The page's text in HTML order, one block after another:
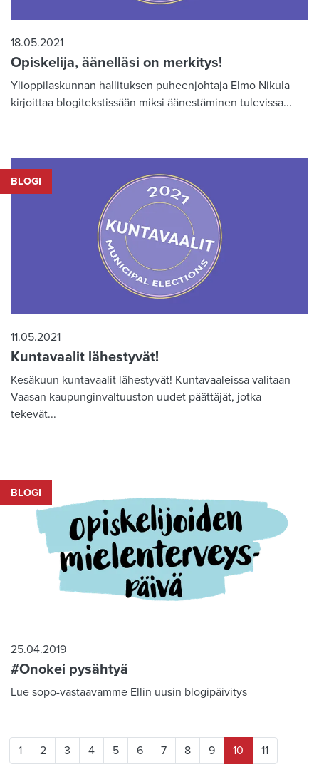
18.05.2021
Opiskelija, äänelläsi on merkitys!
Ylioppilaskunnan hallituksen puheenjohtaja Elmo Nikula
kirjoittaa blogitekstissään miksi äänestäminen tulevissa...
BLOGI
11.05.2021
Kuntavaalit lähestyvät!
Kesäkuun kuntavaalit lähestyvät! Kuntavaaleissa valitaan
Vaasan kaupunginvaltuuston uudet päättäjät, jotka
tekevät...
BLOGI
25.04.2019
#Onokei pysähtyä
Lue sopo-vastaavamme Ellin uusin blogipäivitys
1 2 3 4 5 6 7 8 9 10 11